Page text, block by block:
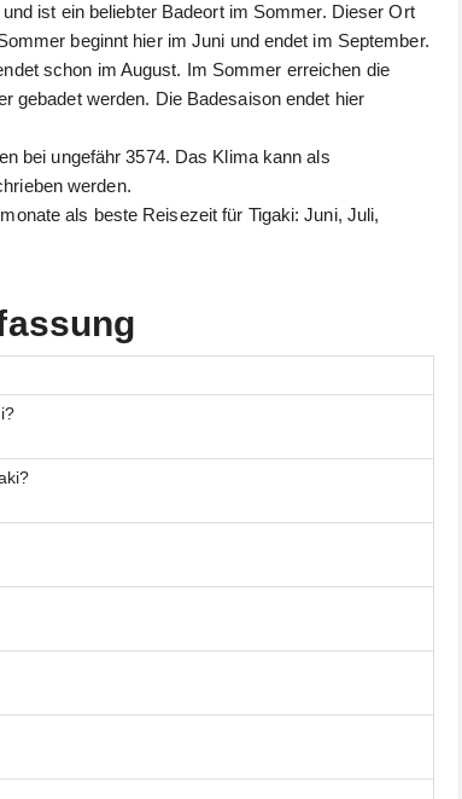
ist ein beliebter Badeort im Sommer. Dieser Ort
beginnt hier im Juni und endet im September.
schon im August. Im Sommer erreichen die
gebadet werden. Die Badesaison endet hier
bei ungefähr 3574. Das Klima kann als
werden.
als beste Reisezeit für Tigaki: Juni, Juli,